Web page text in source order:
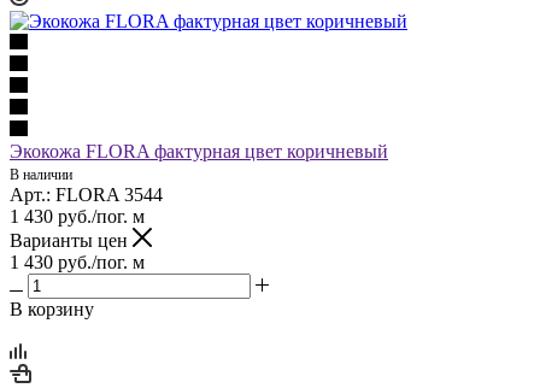
Экокожа FLORA фактурная цвет коричневый
В наличии
Арт.: FLORA 3544
1 430 руб./пог. м
Варианты цен
1 430 руб./пог. м
В корзину